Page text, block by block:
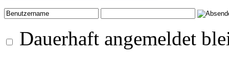
Dauerhaft angemeldet